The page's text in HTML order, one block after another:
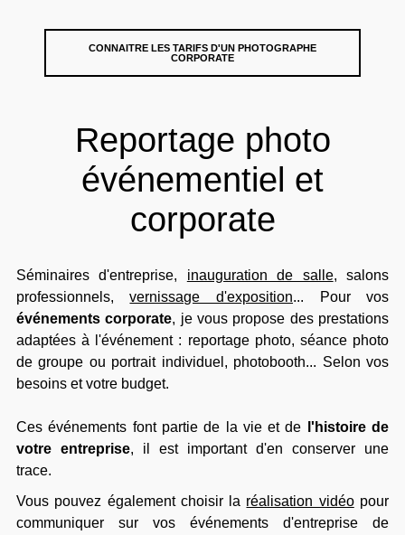
CONNAITRE LES TARIFS D'UN PHOTOGRAPHE
CORPORATE
Reportage photo
événementiel et
corporate
Séminaires d'entreprise, inauguration de salle, salons
professionnels,vernissage d'exposition... Pour vos
événements corporate, je vous propose des prestations
adaptées à l'événement : reportage photo, séance photo
de groupe ou portrait individuel, photobooth... Selon vos
besoins et votre budget.
Ces événements font partie de la vie et de
l'histoire de
votre entreprise, il est important d'en conserver une
trace.
Vous pouvez également choisir la réalisation vidéopour
communiquer sur vos événements d'entreprise de